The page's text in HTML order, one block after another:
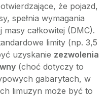
że pojazd,
spełnia wymagania
całkowitej (DMC).
limity (np. 3,5
uzyskanie zezwolenia
(choć dotyczy to
gabarytach, w
limuzyn może być to